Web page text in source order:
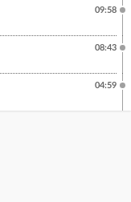
09:58
08:43
04:59